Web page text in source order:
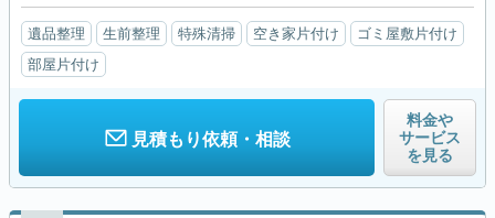
遺品整理 生前整理 特殊清掃 空き家片付け
ゴミ屋敷片付け
部屋片付け
見積もり依頼・相談
料金や
サービス
を見る